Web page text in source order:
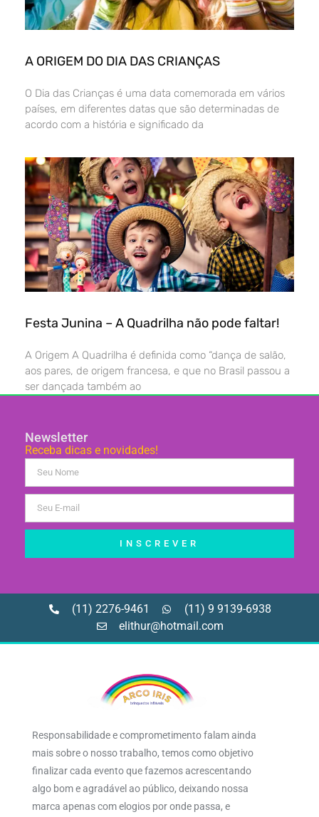
A ORIGEM DO DIA DAS CRIANÇAS
O Dia das Crianças é uma data comemorada em vários
países, em diferentes datas que são determinadas de
acordo com a história e significado da
Festa Junina – A Quadrilha não pode faltar!
A Origem A Quadrilha é definida como “dança de salão,
aos pares, de origem francesa, e que no Brasil passou a
ser dançada também ao
Newsletter
Receba dicas e novidades!
INSCREVER
(11) 2276-9461
(11) 9 9139-6938
elithur@hotmail.com
Responsabilidade e comprometimento falam ainda
mais sobre o nosso trabalho, temos como objetivo
finalizar cada evento que fazemos acrescentando
algo bom e agradável ao público, deixando nossa
marca apenas com elogios por onde passa, e